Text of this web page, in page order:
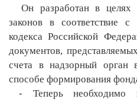
Он разработан в целях
законов в соответствие
кодекса Российской
документов,
счета в надзорный орган
способе формирования
- Теперь необходимо